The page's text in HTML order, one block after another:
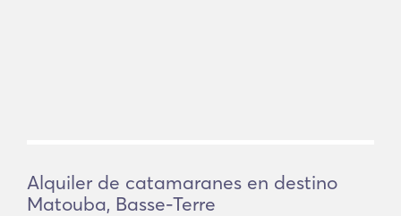
Alquiler de catamaranes en destino
Matouba, Basse-Terre